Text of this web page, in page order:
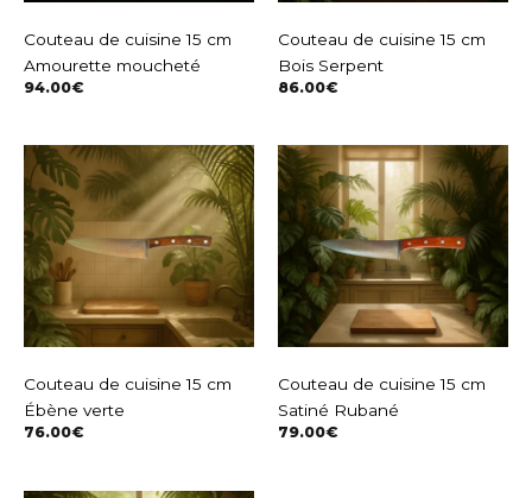
Couteau de cuisine 15 cm
Amourette moucheté
94.00€
Couteau de cuisine 15 cm
Bois Serpent
86.00€
Couteau de cuisine 15 cm
Ébène verte
76.00€
Couteau de cuisine 15 cm
Satiné Rubané
79.00€